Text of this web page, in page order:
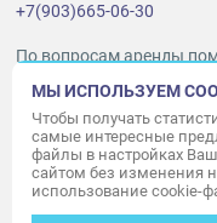
+7(903)665-06-30
По вопросам аренды
ukleykina@nhood.com
+7(903)665-98-78
© ООО «Акварель»
Все права
МЫ ИСПОЛЬЗУЕМ
Чтобы получать
самые интересные
файлы в настройках
сайтом без изменения
использование cookie-